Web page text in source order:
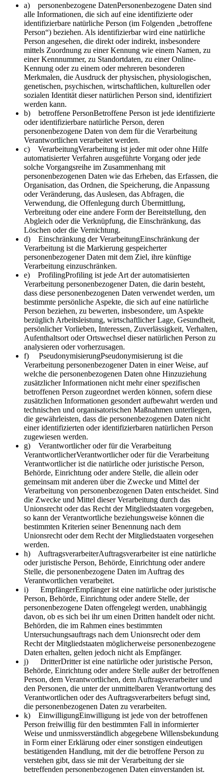
a) personenbezogene DatenPersonenbezogene Daten sind
alle Informationen, die sich auf eine identifizierte oder
identifizierbare natürliche Person (im Folgenden „betroffene
Person“) beziehen. Als identifizierbar wird eine natürliche
Person angesehen, die direkt oder indirekt, insbesondere
mittels Zuordnung zu einer Kennung wie einem Namen, zu
einer Kennnummer, zu Standortdaten, zu einer Online-
Kennung oder zu einem oder mehreren besonderen
Merkmalen, die Ausdruck der physischen, physiologischen,
genetischen, psychischen, wirtschaftlichen, kulturellen oder
sozialen Identität dieser natürlichen Person sind, identifiziert
werden kann.
b) betroffene PersonBetroffene Person ist jede identifizierte
oder identifizierbare natürliche Person, deren
personenbezogene Daten von dem für die Verarbeitung
Verantwortlichen verarbeitet werden.
c) VerarbeitungVerarbeitung ist jeder mit oder ohne Hilfe
automatisierter Verfahren ausgeführte Vorgang oder jede
solche Vorgangsreihe im Zusammenhang mit
personenbezogenen Daten wie das Erheben, das Erfassen, die
Organisation, das Ordnen, die Speicherung, die Anpassung
oder Veränderung, das Auslesen, das Abfragen, die
Verwendung, die Offenlegung durch Übermittlung,
Verbreitung oder eine andere Form der Bereitstellung, den
Abgleich oder die Verknüpfung, die Einschränkung, das
Löschen oder die Vernichtung.
d) Einschränkung der VerarbeitungEinschränkung der
Verarbeitung ist die Markierung gespeicherter
personenbezogener Daten mit dem Ziel, ihre künftige
Verarbeitung einzuschränken.
e) ProfilingProfiling ist jede Art der automatisierten
Verarbeitung personenbezogener Daten, die darin besteht,
dass diese personenbezogenen Daten verwendet werden, um
bestimmte persönliche Aspekte, die sich auf eine natürliche
Person beziehen, zu bewerten, insbesondere, um Aspekte
bezüglich Arbeitsleistung, wirtschaftlicher Lage, Gesundheit,
persönlicher Vorlieben, Interessen, Zuverlässigkeit, Verhalten,
Aufenthaltsort oder Ortswechsel dieser natürlichen Person zu
analysieren oder vorherzusagen.
f) PseudonymisierungPseudonymisierung ist die
Verarbeitung personenbezogener Daten in einer Weise, auf
welche die personenbezogenen Daten ohne Hinzuziehung
zusätzlicher Informationen nicht mehr einer spezifischen
betroffenen Person zugeordnet werden können, sofern diese
zusätzlichen Informationen gesondert aufbewahrt werden und
technischen und organisatorischen Maßnahmen unterliegen,
die gewährleisten, dass die personenbezogenen Daten nicht
einer identifizierten oder identifizierbaren natürlichen Person
zugewiesen werden.
g) Verantwortlicher oder für die Verarbeitung
VerantwortlicherVerantwortlicher oder für die Verarbeitung
Verantwortlicher ist die natürliche oder juristische Person,
Behörde, Einrichtung oder andere Stelle, die allein oder
gemeinsam mit anderen über die Zwecke und Mittel der
Verarbeitung von personenbezogenen Daten entscheidet. Sind
die Zwecke und Mittel dieser Verarbeitung durch das
Unionsrecht oder das Recht der Mitgliedstaaten vorgegeben,
so kann der Verantwortliche beziehungsweise können die
bestimmten Kriterien seiner Benennung nach dem
Unionsrecht oder dem Recht der Mitgliedstaaten vorgesehen
werden.
h) AuftragsverarbeiterAuftragsverarbeiter ist eine natürliche
oder juristische Person, Behörde, Einrichtung oder andere
Stelle, die personenbezogene Daten im Auftrag des
Verantwortlichen verarbeitet.
i) EmpfängerEmpfänger ist eine natürliche oder juristische
Person, Behörde, Einrichtung oder andere Stelle, der
personenbezogene Daten offengelegt werden, unabhängig
davon, ob es sich bei ihr um einen Dritten handelt oder nicht.
Behörden, die im Rahmen eines bestimmten
Untersuchungsauftrags nach dem Unionsrecht oder dem
Recht der Mitgliedstaaten möglicherweise personenbezogene
Daten erhalten, gelten jedoch nicht als Empfänger.
j) DritterDritter ist eine natürliche oder juristische Person,
Behörde, Einrichtung oder andere Stelle außer der betroffenen
Person, dem Verantwortlichen, dem Auftragsverarbeiter und
den Personen, die unter der unmittelbaren Verantwortung des
Verantwortlichen oder des Auftragsverarbeiters befugt sind,
die personenbezogenen Daten zu verarbeiten.
k) EinwilligungEinwilligung ist jede von der betroffenen
Person freiwillig für den bestimmten Fall in informierter
Weise und unmissverständlich abgegebene Willensbekundung
in Form einer Erklärung oder einer sonstigen eindeutigen
bestätigenden Handlung, mit der die betroffene Person zu
verstehen gibt, dass sie mit der Verarbeitung der sie
betreffenden personenbezogenen Daten einverstanden ist.